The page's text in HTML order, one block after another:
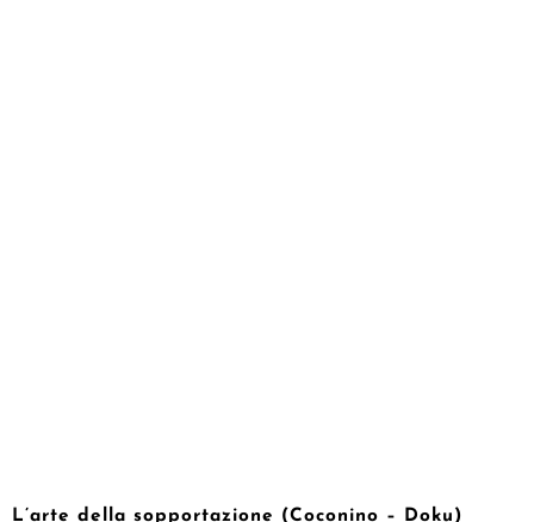
L’arte della sopportazione (Coconino – Doku)